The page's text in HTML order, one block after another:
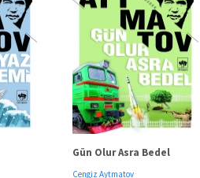
Gün Olur Asra Bedel
Cengiz Aytmatov